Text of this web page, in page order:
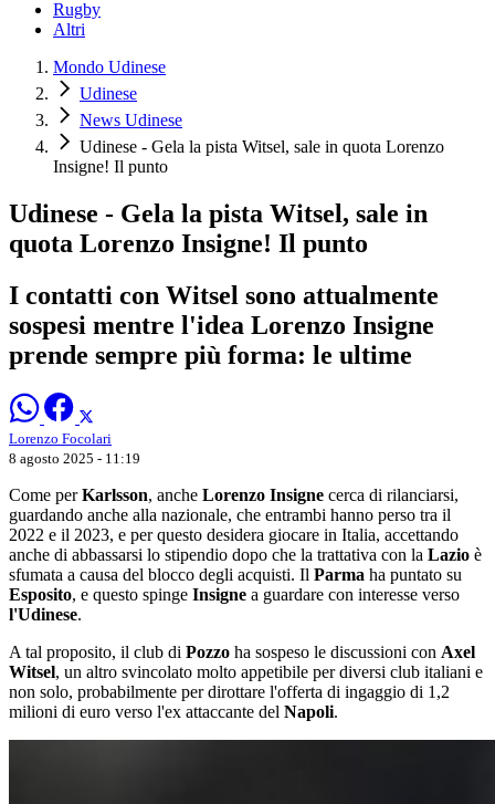
Rugby
Altri
Mondo Udinese
Udinese
News Udinese
Udinese - Gela la pista Witsel, sale in quota Lorenzo
Insigne! Il punto
Udinese - Gela la pista Witsel, sale in
quota Lorenzo Insigne! Il punto
I contatti con Witsel sono attualmente
sospesi mentre l'idea Lorenzo Insigne
prende sempre più forma: le ultime
Lorenzo Focolari
8 agosto 2025 - 11:19
Come perKarlsson, anche Lorenzo Insigne cerca di rilanciarsi,
guardando anche alla nazionale, che entrambi hanno perso tra il
2022 e il 2023, e per questo desidera giocare in Italia, accettando
anche di abbassarsi lo stipendio dopo che la trattativa con la Lazio è
sfumata a causa del blocco degli acquisti. Il Parma ha puntato su
Esposito, e questo spinge Insigne a guardare con interesse verso
l'Udinese.
A tal proposito, il club di Pozzo ha sospeso le discussioni con Axel
Witsel, un altro svincolato molto appetibile per diversi club italiani e
non solo, probabilmente per dirottare l'offerta di ingaggio di 1,2
milioni di euro verso l'ex attaccante del Napoli.